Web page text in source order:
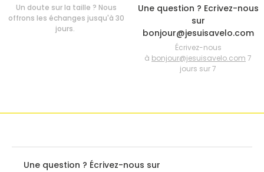
Un doute sur la taille ? Nous
offrons les échanges jusqu'à 30
jours.
Une question ? Ecrivez-nous
sur
bonjour@jesuisavelo.com
Écrivez-nous
à bonjour@jesuisavelo.com 7
jours sur 7
Une question ? Écrivez-nous sur